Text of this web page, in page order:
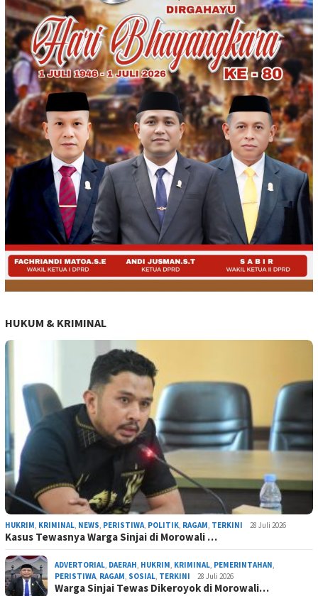
HUKUM & KRIMINAL
HUKRIM, KRIMINAL, NEWS, PERISTIWA, POLITIK, RAGAM, TERKINI 28 Juli 2026
Kasus Tewasnya Warga Sinjai di Morowali …
ADVERTORIAL, DAERAH, HUKRIM, KRIMINAL, PEMERINTAHAN,
PERISTIWA, RAGAM, SOSIAL, TERKINI 28 Juli 2026
Warga Sinjai Tewas Dikeroyok di Morowali…